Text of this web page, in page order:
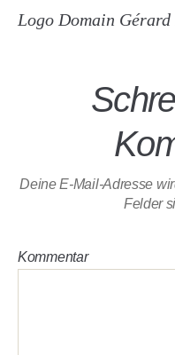
Logo Domain
Deine E-Mail-Adresse
Felder
Kommentar